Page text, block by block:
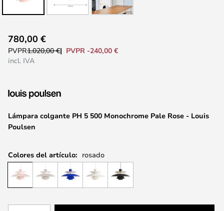
comienzo
galería
imágenes
Lámpara colgante PH 5 500 Monochrome Pale Rose - Louis
Poulsen
780,00 €
PVPR1.020,00 €
PVPR -240,00 €
incl. IVA
Colores del artículo: rosado